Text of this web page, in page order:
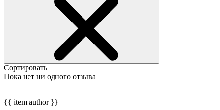
Сортировать
Пока нет ни одного отзыва
{{ item.author }}